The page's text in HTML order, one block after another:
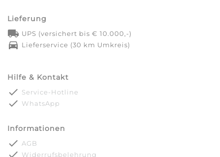
Lieferung
local_shipping UPS (versichert bis € 10.000,-)
directions_car Lieferservice (30 km Umkreis)
Hilfe & Kontakt
done Service-Hotline
done WhatsApp
Informationen
done AGB
Widerrufsbelehrung